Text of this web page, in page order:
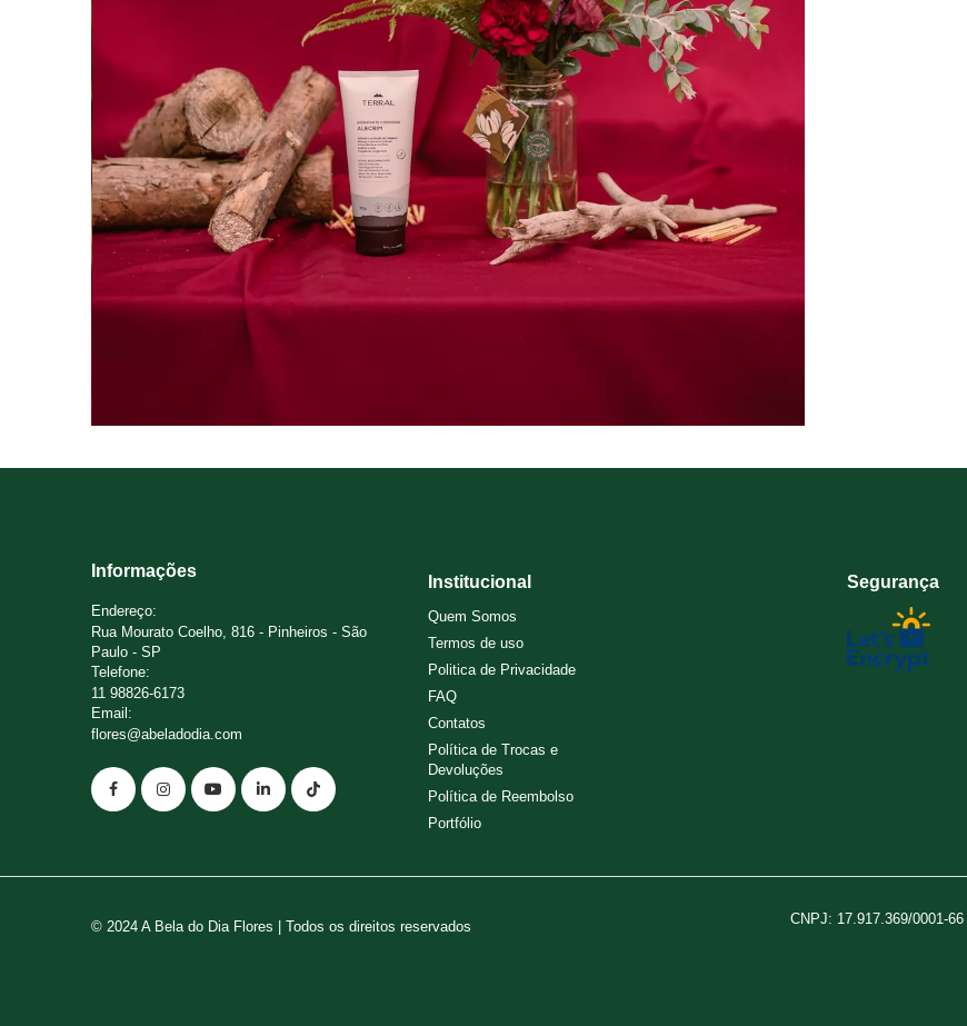
Informações
Endereço:
Rua Mourato Coelho, 816 - Pinheiros - São
Paulo - SP
Telefone:
11 98826-6173
Email:
flores@abeladodia.com
Institucional
Quem Somos
Termos de uso
Politica de Privacidade
FAQ
Contatos
Política de Trocas e
Devoluções
Política de Reembolso
Portfólio
Segurança
© 2024 A Bela do Dia Flores | Todos os direitos reservados CNPJ: 17.917.369/0001-66